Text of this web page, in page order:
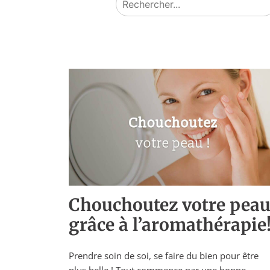
Chouchoutez votre peau
grâce à
Prendre soin de soi, se faire du bien pour être